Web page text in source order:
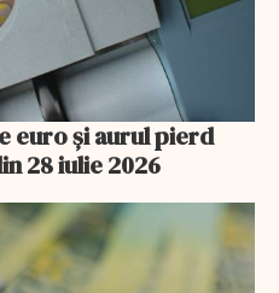
euro și aurul pierd
28 iulie 2026